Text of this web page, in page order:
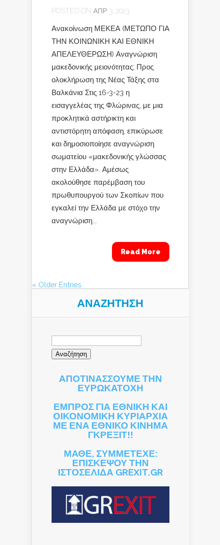
POSTED ON ΑΠΡ 3, 2023
Ανακοίνωση ΜΕΚΕΑ (ΜΕΤΩΠΟ ΓΙΑ
ΤΗΝ ΚΟΙΝΩΝΙΚΗ ΚΑΙ ΕΘΝΙΚΗ
ΑΠΕΛΕΥΘΕΡΩΣΗ) Αναγνώριση
μακεδονικής μειονότητας; Προς
ολοκλήρωση της Νέας Τάξης στα
Βαλκάνια Στις 16-3-23 η
εισαγγελέας της Φλώρινας, με μια
προκλητικά αστήρικτη και
αντιστόρητη απόφαση, επικύρωσε
και δημοσιοποίησε αναγνώριση
σωματείου «μακεδονικής γλώσσας
στην Ελλάδα». Αμέσως
ακολούθησε παρέμβαση του
πρωθυπουργού των Σκοπίων που
εγκαλεί την Ελλάδα με στόχο την
αναγνώριση...
Read More
« Older Entries
ΑΝΑΖΉΤΗΣΗ
Αναζήτηση
ΑΠΟΤΙΝΑΣΣΟΥΜΕ ΤΗΝ
ΕΥΡΩΚΑΤΟΧΗ
ΕΜΠΡΟΣ ΓΙΑ ΕΘΝΙΚΗ ΚΑΙ
ΟΙΚΟΝΟΜΙΚΗ ΚΥΡΙΑΡΧΙΑ
ΜΕ ΕΝΑ ΕΘΝΙΚΟ ΚΙΝΗΜΑ
ΓΚΡΕΞΙΤ!!
ΜΑΘΕ, ΣΥΜΜΕΤΕΧΕ:
ΕΠΙΣΚΕΨΟΥ ΤΗΝ
ΙΣΤΟΣΕΛΙΔΑ GREXIT.GR